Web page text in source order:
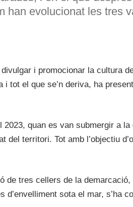
han evolucionat les tres
i promocionar la cultura
tot el que se’n deriva, ha
quan es van submergir a
territori. Tot amb l’objectiu
de tres cellers de la demarcació,
d’envelliment sota el mar, s’ha